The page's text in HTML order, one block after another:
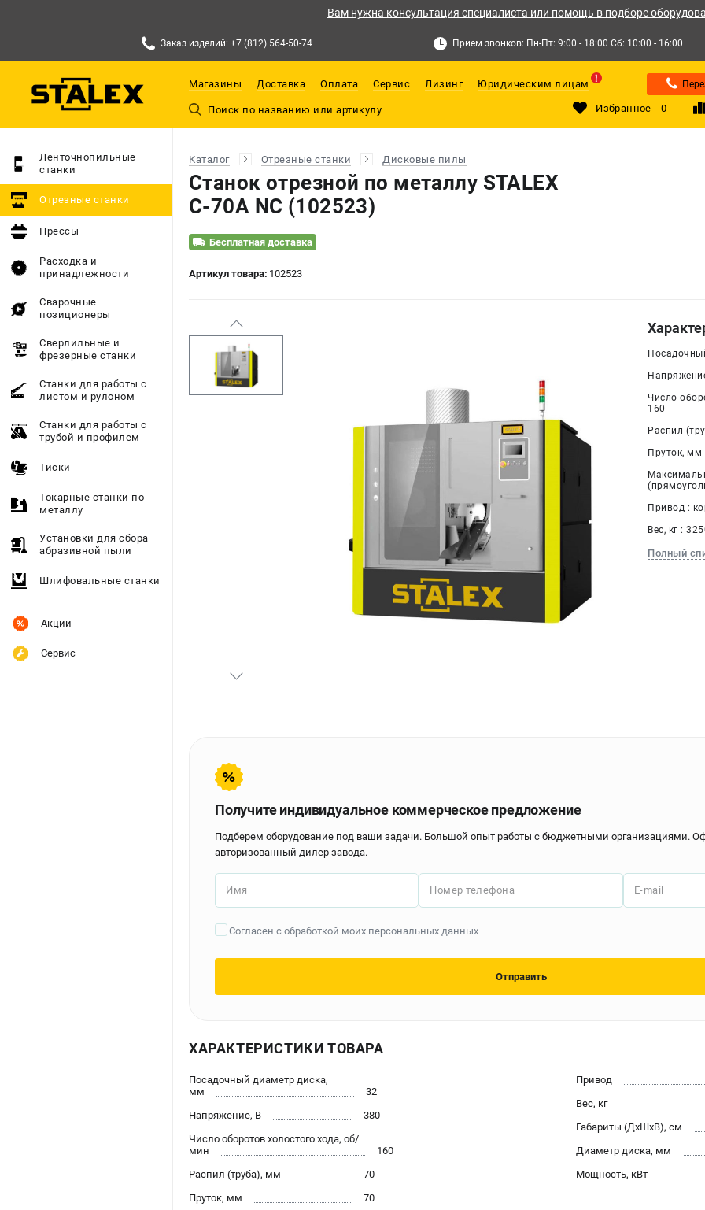
Вам нужна консультация специалиста или помощь в подборе
Заказ изделий: +7 (812) 564-50-74 Прием звонков: Пн-Пт: 9:00 - 18:00 Сб: 10:00 - 16:00
Магазины Доставка Оплата Сервис Лизинг Юридическим лицам
Избранное 0
Ленточнопильные
станки
Отрезные станки
Прессы
Расходка и
принадлежности
Сварочные
позиционеры
Сверлильные и
фрезерные станки
Станки для работы с
листом и рулоном
Станки для работы с
трубой и профилем
Тиски
Токарные станки по
металлу
Установки для сбора
абразивной пыли
Шлифовальные станки
Акции
Сервис
Каталог Отрезные станки Дисковые пилы
Станок отрезной по металлу STALEX
C-70A NC (102523)
Бесплатная доставка
Артикул товара: 102523
Число
160
Распил
Пруток, мм
Привод :
Вес, кг :
Полный
Получите индивидуальное коммерческое предложение
Подберем оборудование под ваши задачи. Большой опыт работы с бюджетными организациями.
авторизованный дилер завода.
Имя Номер телефона E-mail
Согласен с обработкой моих персональных данных
Отправить
ХАРАКТЕРИСТИКИ ТОВАРА
Посадочный диаметр диска,
мм
32
Напряжение, В
380
Число оборотов холостого хода, об/
мин
160
Распил (труба), мм
70
Пруток, мм
70
Привод
Вес, кг
Габариты (ДхШхВ), см
Диаметр диска, мм
Мощность, кВт